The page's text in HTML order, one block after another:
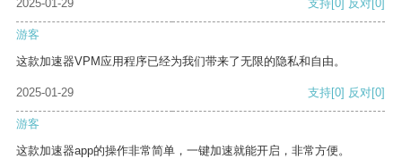
2025-01-29 支持[0] 反对[0]
游客
这款加速器VPM应用程序已经为我们带来了无限的隐私和自由。
2025-01-29 支持[0] 反对[0]
游客
这款加速器app的操作非常简单，一键加速就能开启，非常方便。